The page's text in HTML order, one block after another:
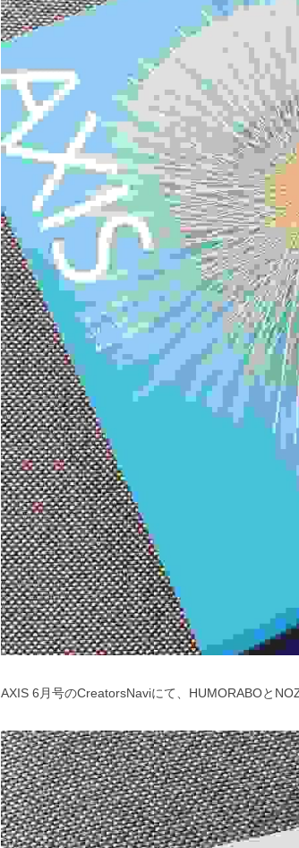
AXIS 6月号のCreatorsNaviにて、HUMORABOと